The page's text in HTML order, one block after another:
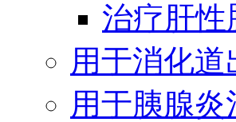
治疗肝性
用于消化道
用于胰腺炎